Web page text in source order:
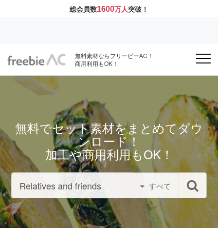
総会員数1600万人突破！
無料素材ならフリービーAC！
商用利用もOK！
無料でセット素材をまとめてダウ
ンロード！
加工や商用利用もOK！
すべて